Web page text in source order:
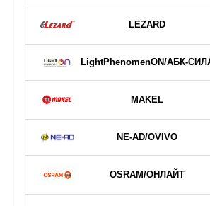
LEZARD
LightPhenomenON/АБК-
MAKEL
NE-AD/OVIVO
OSRAM/ОНЛАЙТ